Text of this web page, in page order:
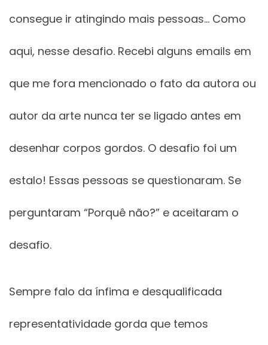
consegue ir atingindo mais pessoas… Como
aqui, nesse desafio. Recebi alguns emails em
que me fora mencionado o fato da autora ou
autor da arte nunca ter se ligado antes em
desenhar corpos gordos. O desafio foi um
estalo! Essas pessoas se questionaram. Se
perguntaram “Porquê não?” e aceitaram o
desafio.
Sempre falo da ínfima e desqualificada
representatividade gorda que temos